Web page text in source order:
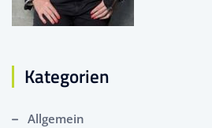
Kategorien
Allgemein